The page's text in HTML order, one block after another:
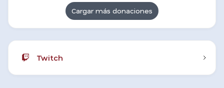
Cargar más donaciones
Twitch